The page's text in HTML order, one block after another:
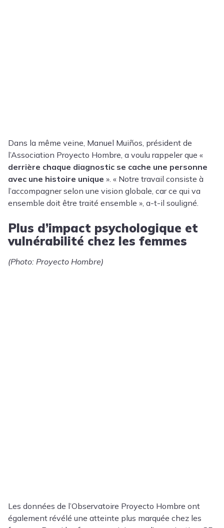
Dans la même veine, Manuel Muiños, président de
l’Association Proyecto Hombre, a voulu rappeler que «
derrière chaque diagnostic se cache une personne
avec une histoire unique ». « Notre travail consiste à
l’accompagner selon une vision globale, car ce qui va
ensemble doit être traité ensemble », a-t-il souligné.
Plus d’impact psychologique et
vulnérabilité chez les femmes
(Photo: Proyecto Hombre)
Les données de l’Observatoire Proyecto Hombre ont
également révélé une atteinte plus marquée chez les